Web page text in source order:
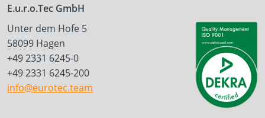
E.u.r.o.Tec GmbH
Unter dem Hofe 5
58099 Hagen
+49 2331 6245-0
+49 2331 6245-200
info@eurotec.team